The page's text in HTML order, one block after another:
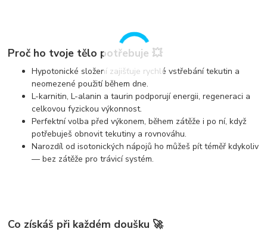
Proč ho tvoje tělo potřebuje 💥
Hypotonické složení zajišťuje rychlé vstřebání tekutin a
neomezené použití během dne.
L-karnitin, L-alanin a taurin podporují energii, regeneraci a
celkovou fyzickou výkonnost.
Perfektní volbapřed výkonem, během zátěže i po ní, když
potřebuješ obnovit tekutiny a rovnováhu.
Narozdíl od isotonických nápojů ho můžeš pít téměř kdykoliv
— bez zátěže pro trávicí systém.
Co získáš při každém doušku 🚀